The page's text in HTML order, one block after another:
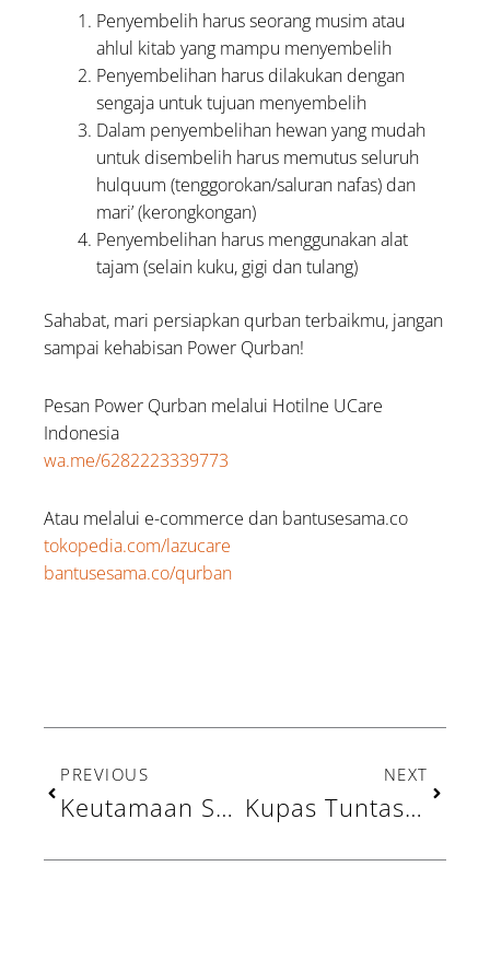
Penyembelih harus seorang musim atau
ahlul kitab yang mampu menyembelih
Penyembelihan harus dilakukan dengan
sengaja untuk tujuan menyembelih
Dalam penyembelihan hewan yang mudah
untuk disembelih harus memutus seluruh
hulquum (tenggorokan/saluran nafas) dan
mari’ (kerongkongan)
Penyembelihan harus menggunakan alat
tajam (selain kuku, gigi dan tulang)
Sahabat, mari persiapkan qurban terbaikmu, jangan
sampai kehabisan Power Qurban!
Pesan Power Qurban melalui Hotilne UCare
Indonesia
wa.me/6282223339773
Atau melalui e-commerce dan bantusesama.co
tokopedia.com/lazucare
bantusesama.co/qurban
PREVIOUS
Keutamaan Sepuluh Hari Pertama Dzulhijjah
NEXT
Kupas Tuntas Seputar Kurban yang Perlu Diketahui!